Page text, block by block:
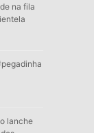
na fila
lanche